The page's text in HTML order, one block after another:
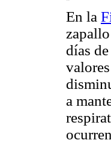
En la
días
a